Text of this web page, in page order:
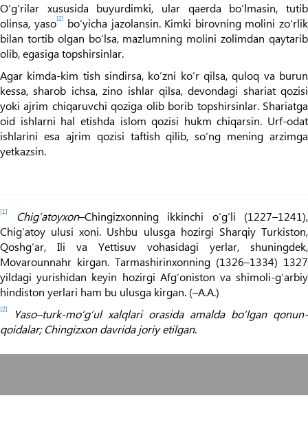
O‘g‘rilar xususida buyurdimki, ular qaerda bo‘lmasin, tutib
olinsa, yaso[2] bo‘yicha jazolansin. Kimki birovning molini zo‘rlik
bilan tortib olgan bo‘lsa, mazlumning molini zolimdan qaytarib
olib, egasiga topshirsinlar.
Agar kimda-kim tish sindirsa, ko‘zni ko‘r qilsa, quloq va burun
kessa, sharob ichsa, zino ishlar qilsa, devondagi shariat qozisi
yoki ajrim chiqaruvchi qoziga olib borib topshirsinlar. Shariatga
oid ishlarni hal etishda islom qozisi hukm chiqarsin. Urf-odat
ishlarini esa ajrim qozisi taftish qilib, so‘ng mening arzimga
yetkazsin.
[1] Chig‘atoyxon–Chingizxonning ikkinchi o‘g‘li (1227–1241),
Chig‘atoy ulusi xoni. Ushbu ulusga hozirgi Sharqiy Turkiston,
Qoshg‘ar, Ili va Yettisuv vohasidagi yerlar, shuningdek,
Movarounnahr kirgan. Tarmashirinxonning (1326–1334) 1327
yildagi yurishidan keyin hozirgi Afg‘oniston va shimoli-g‘arbiy
hindiston yerlari ham bu ulusga kirgan. (–А.А.)
[2]
Yaso–turk-mo‘g‘ul xalqlari orasida amalda bo‘lgan qonun-
qoidalar; Chingizxon davrida joriy etilgan.